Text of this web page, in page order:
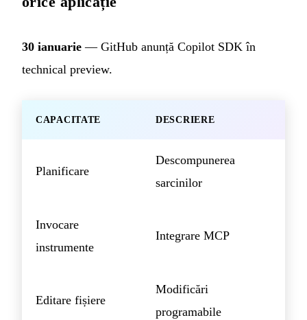
30 ianuarie — GitHub anunță Copilot SDK în
technical preview.
CAPACITATE DESCRIERE
Planificare
Descompunerea
sarcinilor
Invocare
instrumente
Integrare MCP
Editare fișiere
Modificări
programabile